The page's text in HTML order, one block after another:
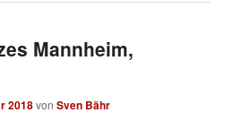
Mannheim,
2018vonSven Bähr